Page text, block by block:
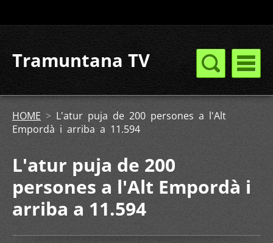
Tramuntana TV
HOME > L'atur puja de 200 persones a l'Alt
Empordà i arriba a 11.594
L'atur puja de 200
persones a l'Alt Empordà i
arriba a 11.594